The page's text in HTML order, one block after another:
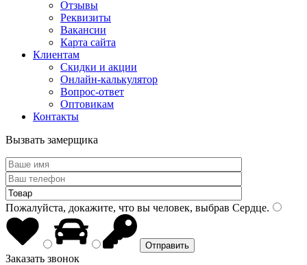
Отзывы
Реквизиты
Вакансии
Карта сайта
Клиентам
Скидки и акции
Онлайн-калькулятор
Вопрос-ответ
Оптовикам
Контакты
Вызвать замерщика
Пожалуйста, докажите, что вы человек, выбрав Сердце.
Заказать звонок